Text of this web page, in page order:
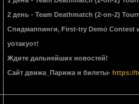
2 день - Team Deathmatch (2-on-2)
Спидмаппинги, First-try Demo Contest
уотакуот!
Ждите дальнейших новостей!
Сайт движа_Парижа и билеты- https://